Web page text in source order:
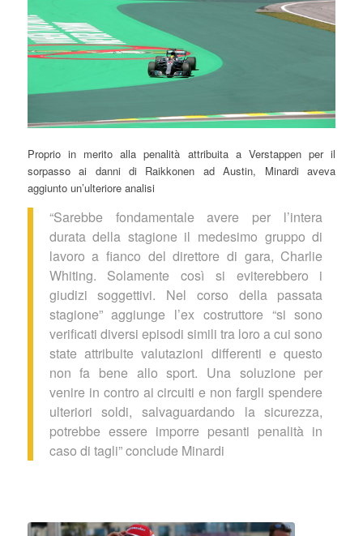
Proprio in merito alla penalità attribuita a Verstappen per il
sorpasso ai danni di Raikkonen ad Austin, Minardi aveva
aggiunto un’ulteriore analisi
“Sarebbe fondamentale avere per l’intera
durata della stagione il medesimo gruppo di
lavoro a fianco del direttore di gara, Charlie
Whiting. Solamente così si eviterebbero i
giudizi soggettivi. Nel corso della passata
stagione” aggiunge l’ex costruttore “si sono
verificati diversi episodi simili tra loro a cui sono
state attribuite valutazioni differenti e questo
non fa bene allo sport. Una soluzione per
venire in contro ai circuiti e non fargli spendere
ulteriori soldi, salvaguardando la sicurezza,
potrebbe essere imporre pesanti penalità in
caso di tagli” conclude Minardi